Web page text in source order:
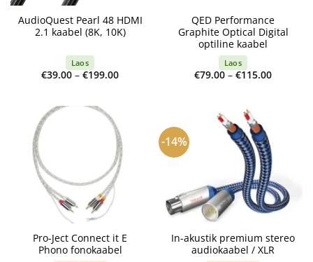
AudioQuest Pearl 48 HDMI
2.1 kaabel (8K, 10K)
Laos
€39.00 – €199.00Price
QED Performance
Graphite Optical Digital
optiline kaabel
Laos
€79.00 – €115.00Price
Pro-Ject Connect it E
Phono fonokaabel
-14%
In-akustik premium stereo
audiokaabel / XLR